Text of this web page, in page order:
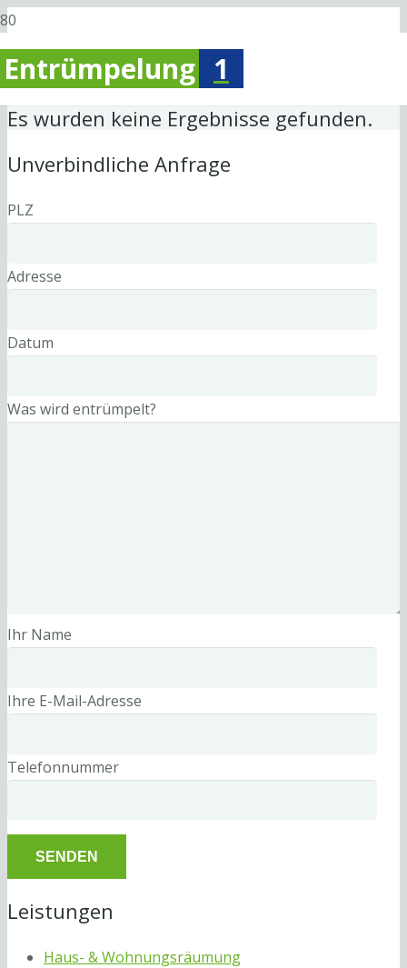
Entrümpelung 1
Es wurden keine Ergebnisse gefunden.
Unverbindliche Anfrage
PLZ
Adresse
Datum
Was wird entrümpelt?
Ihr Name
Ihre E-Mail-Adresse
Telefonnummer
Leistungen
Haus- & Wohnungsräumung